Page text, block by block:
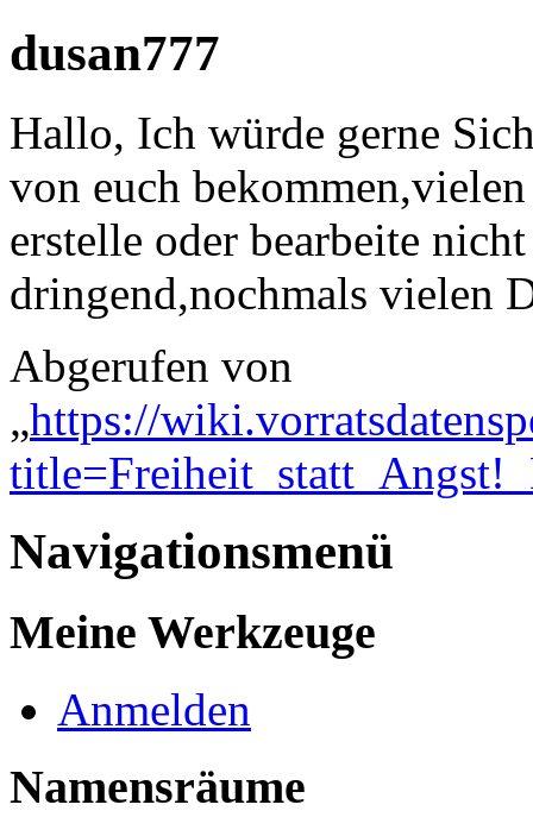
dusan777
Hallo, Ich würde gerne
von euch
erstelle oder bearbeite
dringend,nochmals vielen
Abgerufen von
„https://
Navigationsmenü
Meine Werkzeuge
Anmelden
Namensräume